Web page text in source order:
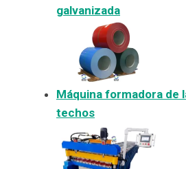
galvanizada
Máquina formadora de
techos